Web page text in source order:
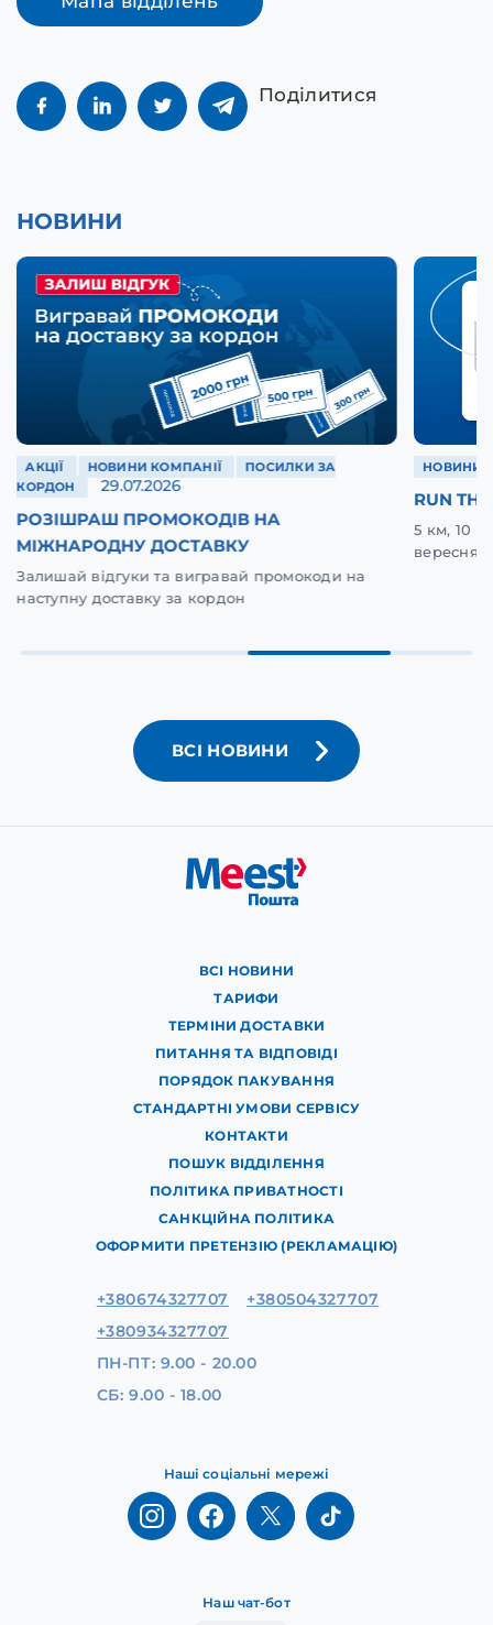
Поділитися
НОВИНИ
АКЦІЇ НОВИНИ КОМПАНІЇ
ПОСИЛКИ ЗА
КОРДОН
29.07.2026
РОЗІШРАШ ПРОМОКОДІВ НА
МІЖНАРОДНУ ДОСТАВКУ
Залишай відгуки та вигравай промокоди на
наступну доставку за кордон
НОВИНИ
RUN
5 км, 10
вересня
ВСІ НОВИНИ
ВСІ НОВИНИ
ТАРИФИ
ТЕРМІНИ ДОСТАВКИ
ПИТАННЯ ТА ВІДПОВІДІ
ПОРЯДОК ПАКУВАННЯ
СТАНДАРТНІ УМОВИ СЕРВІСУ
КОНТАКТИ
ПОШУК ВІДДІЛЕННЯ
ПОЛІТИКА ПРИВАТНОСТІ
САНКЦІЙНА ПОЛІТИКА
ОФОРМИТИ ПРЕТЕНЗІЮ (РЕКЛАМАЦІЮ)
Наш чат-бот
Наші соціальні мережі
+380674327707
+380504327707
+380934327707
ПН-ПТ: 9.00 - 20.00
СБ: 9.00 - 18.00